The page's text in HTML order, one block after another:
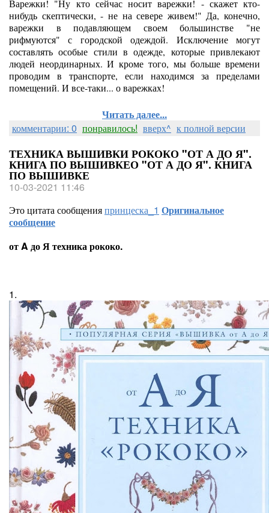
Варежки! "Ну кто сейчас носит варежки! - скажет кто-
нибудь скептически, - не на севере живем!" Да, конечно,
варежки в подавляющем своем большинстве "не
рифмуются" с городской одеждой. Исключение могут
составлять особые стили в одежде, которые привлекают
людей неординарных. И кроме того, мы больше времени
проводим в транспорте, если находимся за пределами
помещений. И все-таки... о варежках!
Читать далее...
комментарии: 0 понравилось! вверх^ к полной версии
ТЕХНИКА ВЫШИВКИ РОКОКО "ОТ А ДО Я".
КНИГА ПО ВЫШИВКЕО "ОТ А ДО Я". КНИГА
ПО ВЫШИВКЕ
10-03-2021 11:46
Это цитата сообщенияпринцеска_1 Оригинальное
сообщение
от A до Я техника рококо.
1.